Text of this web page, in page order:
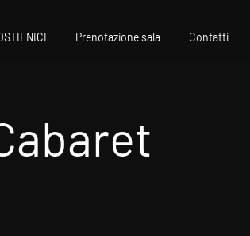
Prenotazione sala Contatti